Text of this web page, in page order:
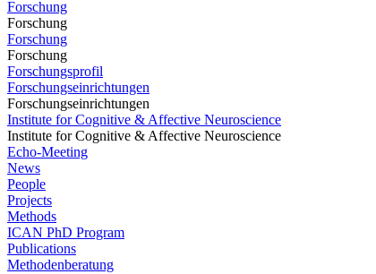
Forschung
Forschung
Forschung
Forschung
Forschungsprofil
Forschungseinrichtungen
Forschungseinrichtungen
Institute for Cognitive & Affective Neuroscience
Institute for Cognitive & Affective Neuroscience
Echo-Meeting
News
People
Projects
Methods
ICAN PhD Program
Publications
Methodenberatung